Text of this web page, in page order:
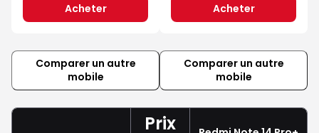
Acheter Acheter
Comparer un autre
mobile
Comparer un autre
mobile
Prix